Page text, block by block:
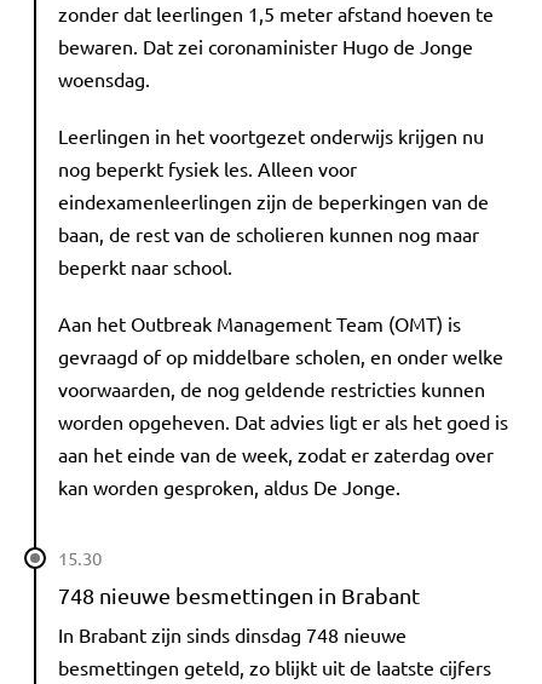
zonder dat leerlingen 1,5 meter afstand hoeven te
bewaren. Dat zei coronaminister Hugo de Jonge
woensdag.
Leerlingen in het voortgezet onderwijs krijgen nu
nog beperkt fysiek les. Alleen voor
eindexamenleerlingen zijn de beperkingen van de
baan, de rest van de scholieren kunnen nog maar
beperkt naar school.
Aan het Outbreak Management Team (OMT) is
gevraagd of op middelbare scholen, en onder welke
voorwaarden, de nog geldende restricties kunnen
worden opgeheven. Dat advies ligt er als het goed is
aan het einde van de week, zodat er zaterdag over
kan worden gesproken, aldus De Jonge.
15.30
748 nieuwe besmettingen in Brabant
In Brabant zijn sinds dinsdag 748 nieuwe
besmettingen geteld, zo blijkt uit de laatste cijfers